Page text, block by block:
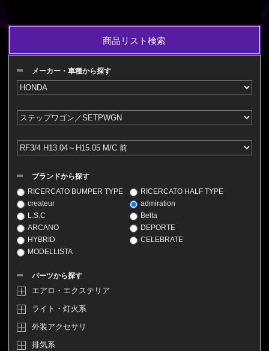
商品リスト検索
メーカー・車種から探す
ブランドから探す
RICERCATO BUMPER TYPE
RICERCATO HALF TYPE
createur
admiration
L.S.C
Belta
ARCANO
DEPORTE
HYBRID
CELEBRATE
MODELLISTA
パーツから探す
エアロ・エクステリア
ライト・灯火系
外装アクセサリ
排気系